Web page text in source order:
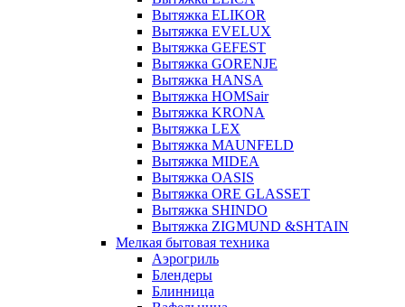
Вытяжка ELIKOR
Вытяжка EVELUX
Вытяжка GEFEST
Вытяжка GORENJE
Вытяжка HANSA
Вытяжка HOMSair
Вытяжка KRONA
Вытяжка LEX
Вытяжка MAUNFELD
Вытяжка MIDEA
Вытяжка OASIS
Вытяжка ORE GLASSET
Вытяжка SHINDO
Вытяжка ZIGMUND &SHTAIN
Мелкая бытовая техника
Аэрогриль
Блендеры
Блинница